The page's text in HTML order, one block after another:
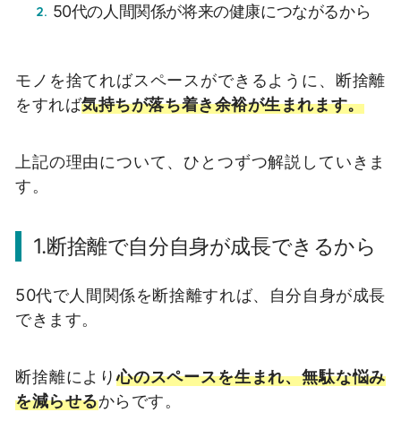
50代の人間関係が将来の健康につながるから
モノを捨てればスペースができるように、断捨離
をすれば気持ちが落ち着き余裕が生まれます。
上記の理由について、ひとつずつ解説していきま
す。
1.断捨離で自分自身が成長できるから
50代で人間関係を断捨離すれば、自分自身が成長
できます。
断捨離により心のスペースを生まれ、無駄な悩み
を減らせるからです。